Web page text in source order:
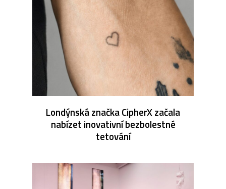
Londýnská značka CipherX začala
nabízet inovativní bezbolestné
tetování